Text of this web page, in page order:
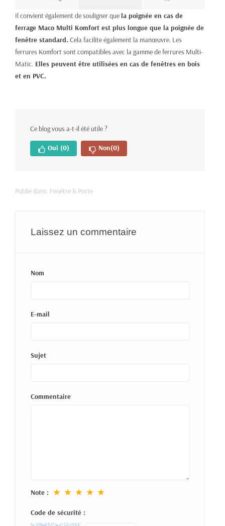
Il convient également de souligner quela poignée en cas de
ferrage Maco Multi Komfort est plus longue que la poignée de
fenêtre standard. Cela facilite également la manœuvre. Les
ferrures Komfort sont compatibles avec la gamme de ferrures Multi-
Matic. Elles peuvent être utilisées en cas de fenêtres en bois
et en PVC.
Ce blog vous a-t-il été utile ?
Oui (0) Non(0)
Publié dans: Fenêtre & Porte
Laissez un commentaire
Nom
E-mail
Sujet
Commentaire
Note : ★ ★ ★ ★ ★
Code de sécurité :